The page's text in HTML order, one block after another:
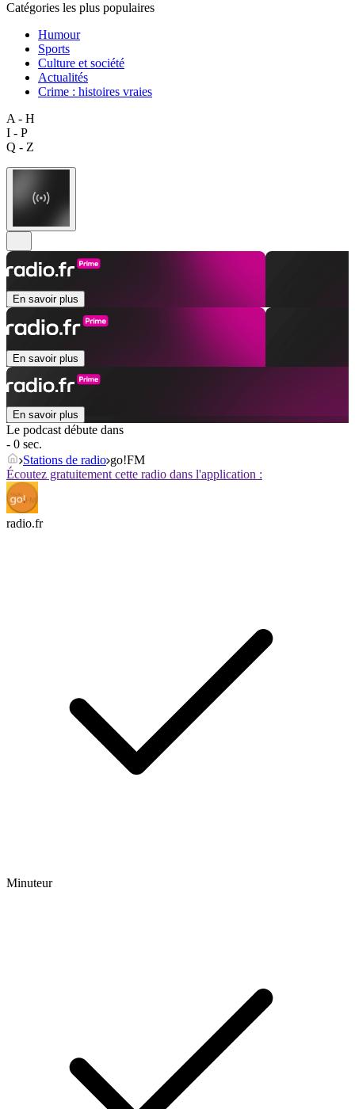
Catégories les plus populaires
Humour
Sports
Culture et société
Actualités
Crime : histoires vraies
A - H
I - P
Q - Z
En savoir plus
En savoir plus
En savoir plus
Le podcast débute dans
- 0 sec.
Stations de radio go!FM
Écoutez gratuitement cette radio dans l'application :
radio.fr
Minuteur